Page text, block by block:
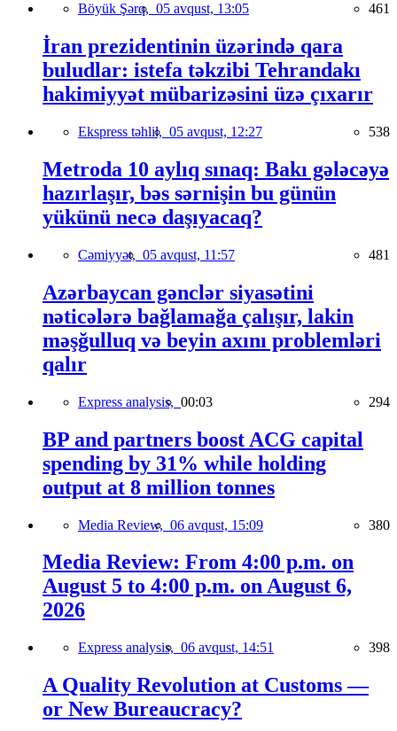
Böyük Şərq, 05 avqust, 13:05 461
İran prezidentinin üzərində qara
buludlar: istefa təkzibi Tehrandakı
hakimiyyət mübarizəsini üzə çıxarır
Ekspress təhlil, 05 avqust, 12:27 538
Metroda 10 aylıq sınaq: Bakı gələcəyə
hazırlaşır, bəs sərnişin bu günün
yükünü necə daşıyacaq?
Cəmiyyət, 05 avqust, 11:57 481
Azərbaycan gənclər siyasətini
nəticələrə bağlamağa çalışır, lakin
məşğulluq və beyin axını problemləri
qalır
Express analysis, 00:03 294
BP and partners boost ACG capital
spending by 31% while holding
output at 8 million tonnes
Media Review, 06 avqust, 15:09 380
Media Review: From 4:00 p.m. on
August 5 to 4:00 p.m. on August 6,
2026
Express analysis, 06 avqust, 14:51 398
A Quality Revolution at Customs —
or New Bureaucracy?